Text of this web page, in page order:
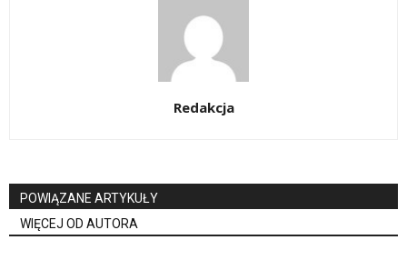
Redakcja
POWIĄZANE ARTYKUŁY
WIĘCEJ OD AUTORA